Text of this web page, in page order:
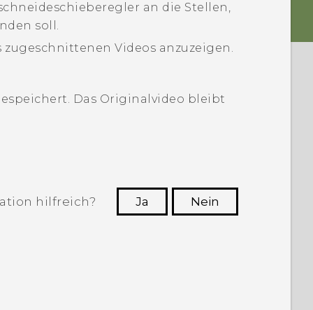
an die Stellen,
soll.
zugeschnittenen Videos anzuzeigen.
Das Originalvideo bleibt
hilfreich? Ja
Nein